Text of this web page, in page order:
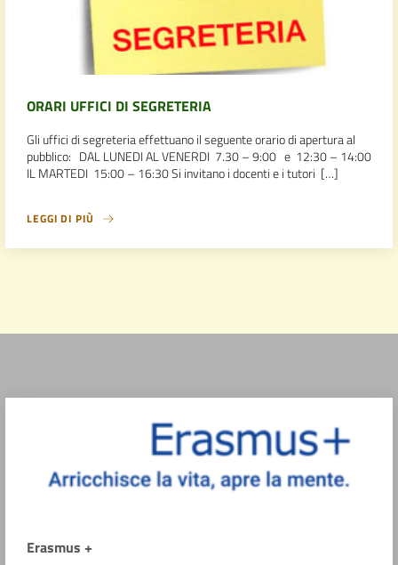
ORARI UFFICI DI SEGRETERIA
Gli uffici di segreteria effettuano il seguente orario di apertura al
pubblico: DAL LUNEDI AL VENERDI 7.30 – 9:00 e 12:30 – 14:00
IL MARTEDI 15:00 – 16:30 Si invitano i docenti e i tutori […]
LEGGI DI PIÙ
Erasmus +